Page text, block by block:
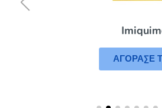
Imiquimod
ΑΓΟΡΑΣΕ